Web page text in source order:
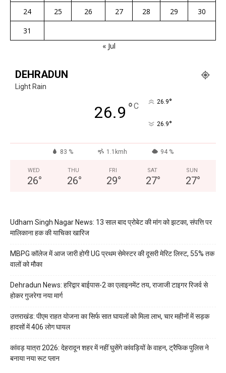
24 25 26 27 28 29
30
31
« Jul
DEHRADUN
Light Rain
26.9 °C 26.9°
26.9°
83 % 1.1kmh 94 %
WED
26°
THU
26°
FRI
29°
SAT
27°
SUN
27°
Udham Singh Nagar News: 13 साल बाद प्रोबेट की मांग को झटका, संपत्ति पर
मालिकाना हक की याचिका खारिज
MBPG कॉलेज में आज जारी होगी UG प्रथम सेमेस्टर की दूसरी मेरिट लिस्ट, 55% तक
वालों को मौका
Dehradun News: हरिद्वार बाईपास-2 का एलाइनमेंट तय, राजाजी टाइगर रिजर्व से
होकर गुजरेगा नया मार्ग
उत्तराखंड: पीएम राहत योजना का सिर्फ सात घायलों को मिला लाभ, चार महीनों में सड़क
हादसों में 406 लोग घायल
कांवड़ यात्रा 2026: देहरादून शहर में नहीं घुसेंगे कांवड़ियों के वाहन, ट्रैफिक पुलिस ने
बनाया नया रूट प्लान